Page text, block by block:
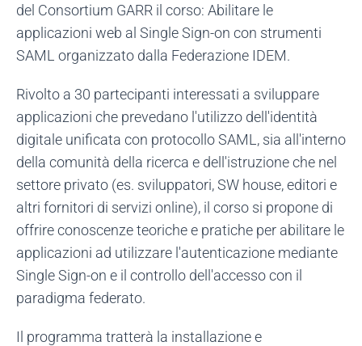
del Consortium GARR il corso: Abilitare le
applicazioni web al Single Sign-on con strumenti
SAML organizzato dalla Federazione IDEM.
Rivolto a 30 partecipanti interessati a sviluppare
applicazioni che prevedano l'utilizzo dell'identità
digitale unificata con protocollo SAML, sia all'interno
della comunità della ricerca e dell'istruzione che nel
settore privato (es. sviluppatori, SW house, editori e
altri fornitori di servizi online), il corso si propone di
offrire conoscenze teoriche e pratiche per abilitare le
applicazioni ad utilizzare l'autenticazione mediante
Single Sign-on e il controllo dell'accesso con il
paradigma federato.
Il programma tratterà la installazione e